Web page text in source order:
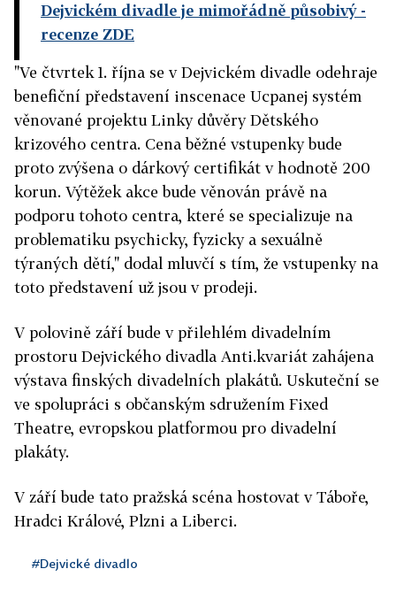
Dejvickém divadle je mimořádně působivý-
recenze ZDE
"Ve čtvrtek 1. října se v Dejvickém divadle odehraje
benefiční představení inscenace Ucpanej systém
věnované projektu Linky důvěry Dětského
krizového centra. Cena běžné vstupenky bude
proto zvýšena o dárkový certifikát v hodnotě 200
korun. Výtěžek akce bude věnován právě na
podporu tohoto centra, které se specializuje na
problematiku psychicky, fyzicky a sexuálně
týraných dětí," dodal mluvčí s tím, že vstupenky na
toto představení už jsou v prodeji.
V polovině září bude v přilehlém divadelním
prostoru Dejvického divadla Anti.kvariát zahájena
výstava finských divadelních plakátů. Uskuteční se
ve spolupráci s občanským sdružením Fixed
Theatre, evropskou platformou pro divadelní
plakáty.
V září bude tato pražská scéna hostovat v Táboře,
Hradci Králové, Plzni a Liberci.
#Dejvické divadlo